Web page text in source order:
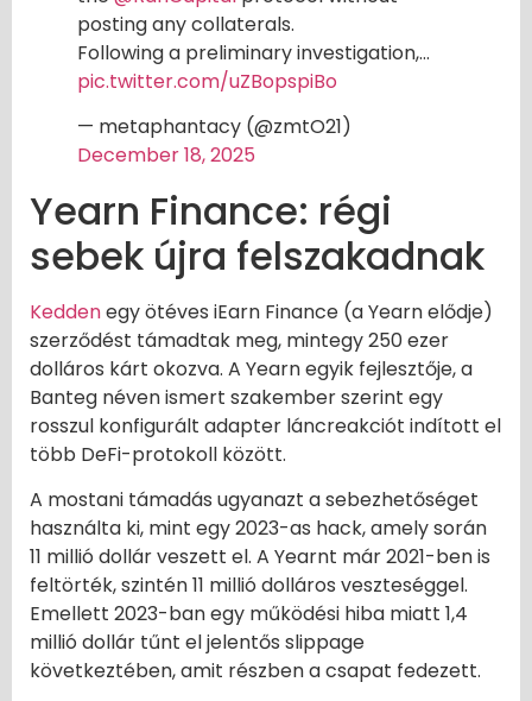
posting any collaterals.
Following a preliminary investigation,…
pic.twitter.com/uZBopspiBo
— metaphantacy (@zmtO21)
December 18, 2025
Yearn Finance: régi
sebek újra felszakadnak
Keddenegy ötéves iEarn Finance (a Yearn elődje)
szerződést támadtak meg, mintegy 250 ezer
dolláros kárt okozva. A Yearn egyik fejlesztője, a
Banteg néven ismert szakember szerint egy
rosszul konfigurált adapter láncreakciót indított el
több DeFi-protokoll között.
A mostani támadás ugyanazt a sebezhetőséget
használta ki, mint egy 2023-as hack, amely során
11 millió dollár veszett el. A Yearnt már 2021-ben is
feltörték, szintén 11 millió dolláros veszteséggel.
Emellett 2023-ban egy működési hiba miatt 1,4
millió dollár tűnt el jelentős slippage
következtében, amit részben a csapat fedezett.